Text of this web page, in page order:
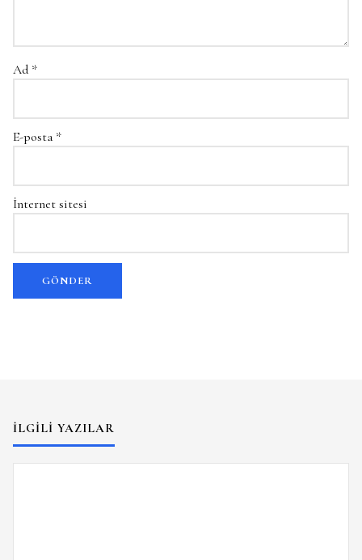
Ad *
E-posta *
İnternet sitesi
İLGILI YAZILAR